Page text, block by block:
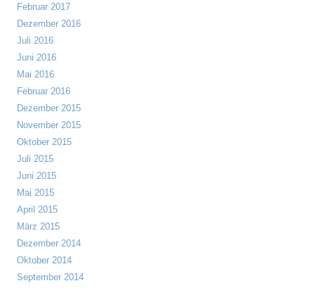
Februar 2017
Dezember 2016
Juli 2016
Juni 2016
Mai 2016
Februar 2016
Dezember 2015
November 2015
Oktober 2015
Juli 2015
Juni 2015
Mai 2015
April 2015
März 2015
Dezember 2014
Oktober 2014
September 2014